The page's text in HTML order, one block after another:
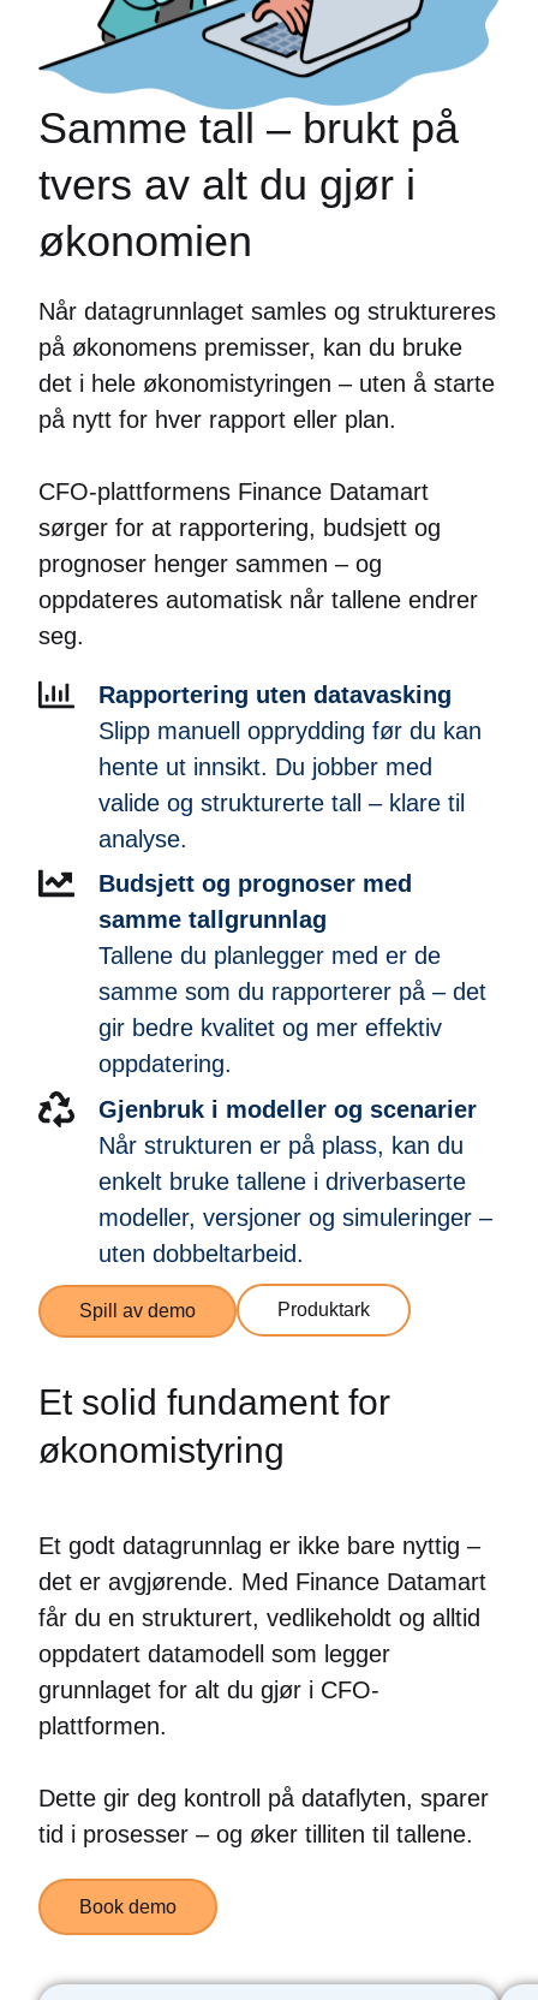
Samme tall – brukt på
tvers av alt du gjør i
økonomien
Når datagrunnlaget samles og struktureres
på økonomens premisser, kan du bruke
det i hele økonomistyringen – uten å starte
på nytt for hver rapport eller plan.
CFO-plattformens Finance Datamart
sørger for at rapportering, budsjett og
prognoser henger sammen – og
oppdateres automatisk når tallene endrer
seg.
Rapportering uten datavasking
Slipp manuell opprydding før du kan
hente ut innsikt. Du jobber med
valide og strukturerte tall – klare til
analyse.
Budsjett og prognoser med
samme tallgrunnlag
Tallene du planlegger med er de
samme som du rapporterer på – det
gir bedre kvalitet og mer effektiv
oppdatering.
Gjenbruk i modeller og scenarier
Når strukturen er på plass, kan du
enkelt bruke tallene i driverbaserte
modeller, versjoner og simuleringer –
uten dobbeltarbeid.
Spill av demo Produktark
Et solid fundament for
økonomistyring
Et godt datagrunnlag er ikke bare nyttig –
det er avgjørende. Med Finance Datamart
får du en strukturert, vedlikeholdt og alltid
oppdatert datamodell som legger
grunnlaget for alt du gjør i CFO-
plattformen.
Dette gir deg kontroll på dataflyten, sparer
tid i prosesser – og øker tilliten til tallene.
Book demo